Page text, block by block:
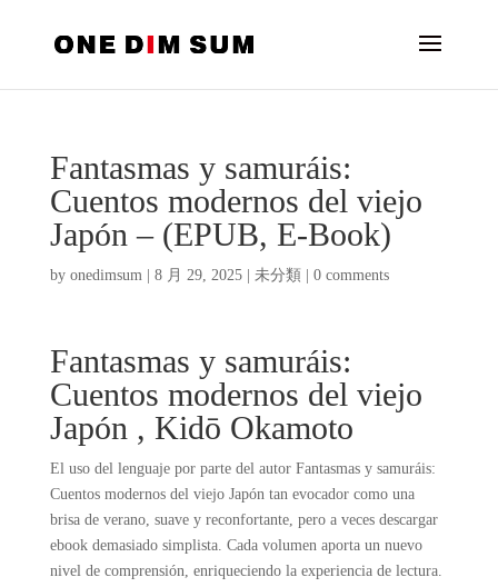
Fantasmas y samuráis:
Cuentos modernos del viejo
Japón – (EPUB, E-Book)
by onedimsum| 8 月 29, 2025| 未分類 0 comments
Fantasmas y samuráis:
Cuentos modernos del viejo
Japón , Kidō Okamoto
El uso del lenguaje por parte del autor Fantasmas y samuráis:
Cuentos modernos del viejo Japón tan evocador como una
brisa de verano, suave y reconfortante, pero a veces descargar
ebook demasiado simplista. Cada volumen aporta un nuevo
nivel de comprensión, enriqueciendo la experiencia de lectura.